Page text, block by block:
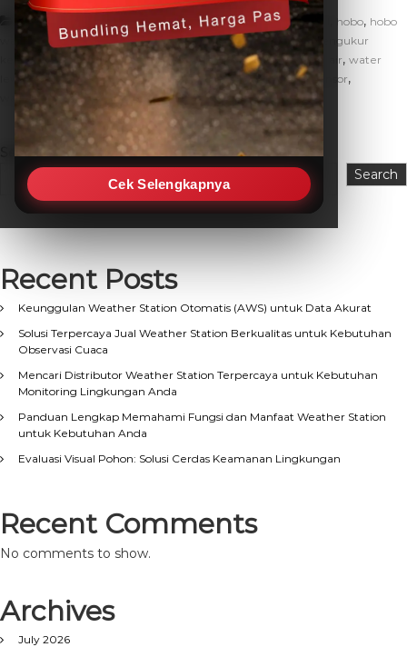
Cek Selengkapnya
Artikel cara ukur ketinggian air,fungsi water level hobo, hobo
water level, indikator ketinggian air,ketinggian air taah
mengukur
ketinggian air
tinggi muka air tanah tmat ,ukur ketinggian air, water
level
water level hobo , water level indicator ,water level sensor,
waterlevel sensor
Search
Search
Recent Posts
Keunggulan Weather Station Otomatis (AWS) untuk Data Akurat
Solusi Terpercaya Jual Weather Station Berkualitas untuk Kebutuhan
Observasi Cuaca
Mencari Distributor Weather Station Terpercaya untuk Kebutuhan
Monitoring Lingkungan Anda
Panduan Lengkap Memahami Fungsi dan Manfaat Weather Station
untuk Kebutuhan Anda
Evaluasi Visual Pohon: Solusi Cerdas Keamanan Lingkungan
Recent Comments
No comments to show.
Archives
July 2026